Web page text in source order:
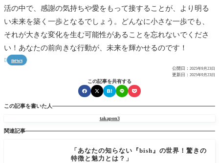
活の中で、感謝の気持ちや愛をもって接することが、より明る
い未来を築く一歩となるでしょう。どんなに小さな一歩でも、
それが大きな変化を生む可能性があることを忘れないでくださ
い！あなたの前向きな行動が、未来を輝かせるのです！
 news
公開日： 2025年9月23日
更新日： 2025年9月23日
この記事を共有する
この記事を書いた人
takapon3
関連記事
「あなたの知らない『bish』の世界！驚きの
特徴と魅力とは？」